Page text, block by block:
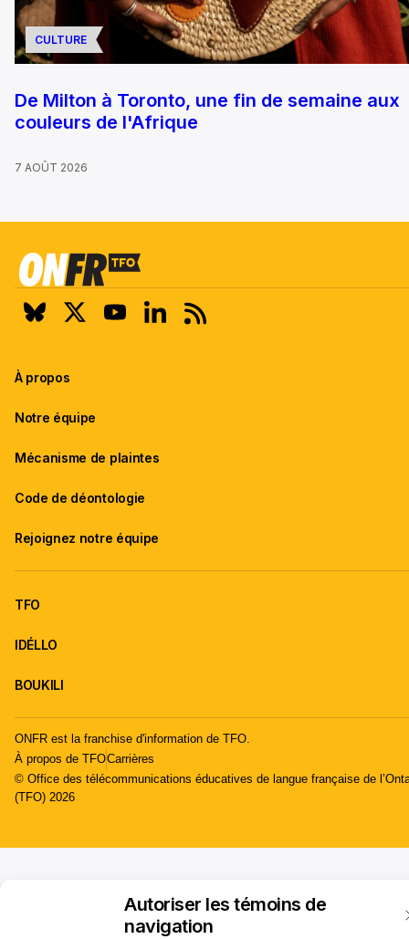
Autoriser les témoins de
navigation
CULTURE
De Milton à Toronto, une fin de semaine aux
couleurs de l'Afrique
7 AOÛT 2026
À propos
Notre équipe
Mécanisme de plaintes
Code de déontologie
Rejoignez notre équipe
TFO
IDÉLLO
BOUKILI
ONFR est la franchise d'information de TFO.
À propos de TFOCarrières
© Office des télécommunications éducatives de langue française de
(TFO) 2026